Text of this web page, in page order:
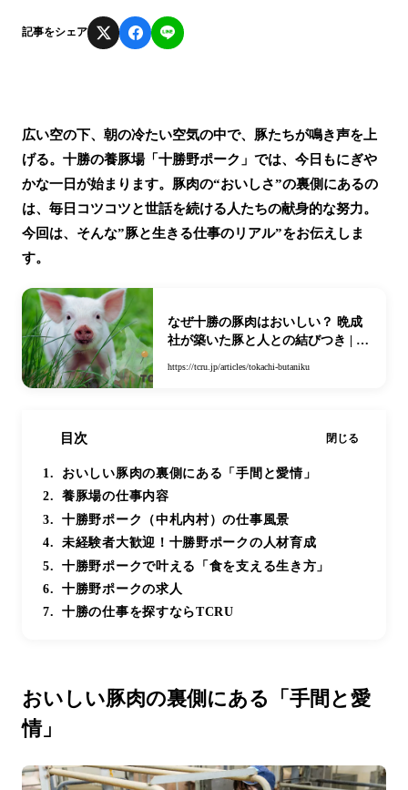
記事をシェア
広い空の下、朝の冷たい空気の中で、豚たちが鳴き声を上
げる。十勝の養豚場「十勝野ポーク」では、今日もにぎや
かな一日が始まります。豚肉の“おいしさ”の裏側にあるの
は、毎日コツコツと世話を続ける人たちの献身的な努力。
今回は、そんな”豚と生きる仕事のリアル”をお伝えしま
す。
なぜ十勝の豚肉はおいしい？ 晩成
社が築いた豚と人との結びつき | 帯
【TCRU】北海道生活に役立つ情報
https://tcru.jp/articles/tokachi-butaniku
目次 閉じる
おいしい豚肉の裏側にある「手間と愛情」
養豚場の仕事内容
十勝野ポーク（中札内村）の仕事風景
未経験者大歓迎！十勝野ポークの人材育成
十勝野ポークで叶える「食を支える生き方」
十勝野ポークの求人
十勝の仕事を探すならTCRU
おいしい豚肉の裏側にある「手間と愛
情」